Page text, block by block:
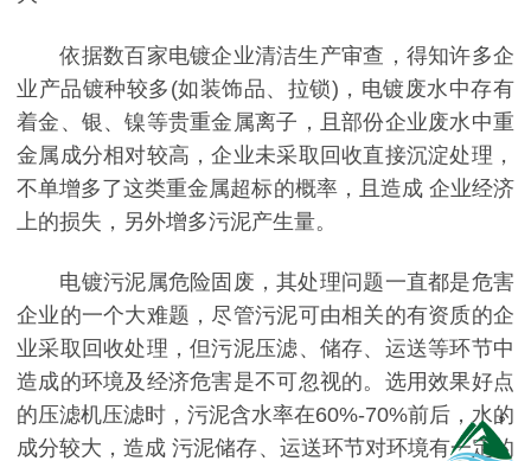
依据数百家电镀企业清洁生产审查，得知许多企
业产品镀种较多(如装饰品、拉锁)，电镀废水中存有
着金、银、镍等贵重金属离子，且部份企业废水中重
金属成分相对较高，企业未采取回收直接沉淀处理，
不单增多了这类重金属超标的概率，且造成 企业经济
上的损失，另外增多污泥产生量。
电镀污泥属危险固废，其处理问题一直都是危害
企业的一个大难题，尽管污泥可由相关的有资质的企
业采取回收处理，但污泥压滤、储存、运送等环节中
造成的环境及经济危害是不可忽视的。选用效果好点
的压滤机压滤时，污泥含水率在60%-70%前后，水的
成分较大，造成 污泥储存、运送环节对环境有一定的